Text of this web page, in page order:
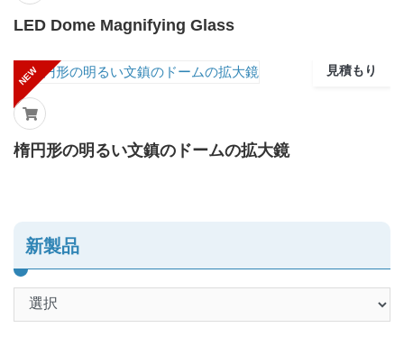
新製品
LED Dome Magnifying Glass
見積もり
NEW
楕円形の明るい文鎮のドームの拡大鏡